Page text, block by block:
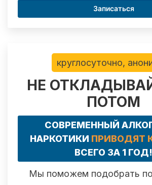
Записаться
круглосуточно,
НЕ
ПОТОМ
СОВРЕМЕННЫЙ
НАРКОТИКИ ПРИВОДЯТ
ВСЕГО ЗА 1 ГОД!
Мы поможем подобрать